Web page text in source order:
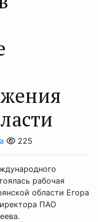
225
рабочая
области Егора
ПАО